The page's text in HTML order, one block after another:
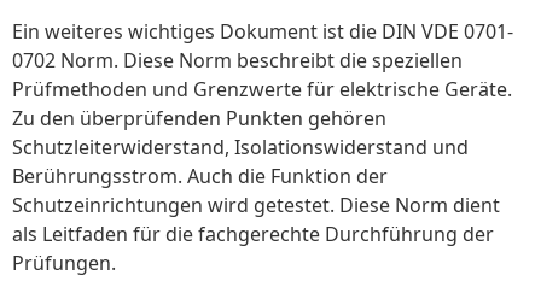
Ein weiteres wichtiges Dokument ist die DIN VDE 0701-
0702 Norm. Diese Norm beschreibt die speziellen
Prüfmethoden und Grenzwerte für elektrische Geräte.
Zu den überprüfenden Punkten gehören
Schutzleiterwiderstand, Isolationswiderstand und
Berührungsstrom. Auch die Funktion der
Schutzeinrichtungen wird getestet. Diese Norm dient
als Leitfaden für die fachgerechte Durchführung der
Prüfungen.